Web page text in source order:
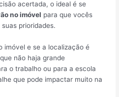
acertada, o ideal é se
no imóvel para que vocês
prioridades.
imóvel e se a localização é
não haja grande
o trabalho ou para a escola
que pode impactar muito na